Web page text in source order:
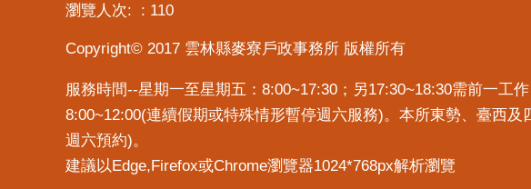
瀏覽人次:
110
Copyright© 2017 雲林縣麥寮戶政事務所 版權所有
服務時間--星期一至星期五：8:00~17:30；另17:30~18:30需前一工
8:00~12:00(連續假期或特殊情形暫停週六服務)。本所東勢、臺西
週六預約)。
建議以Edge,Firefox或Chrome瀏覽器1024*768px解析瀏覽